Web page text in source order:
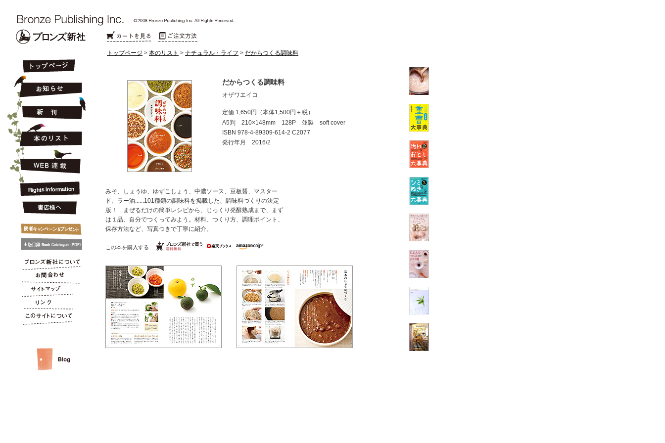
トップページ > 本のリスト > ナチュラル・ライフ > だからつくる調味料
だからつくる調味料
オザワエイコ
定価 1,650円
（本体1,500円＋税）
A5判 210×148mm 128P 並製 soft cover
ISBN 978-4-89309-614-2 C2077
発行年月 2016/2
みそ、しょうゆ、ゆずこしょう、中濃ソース、豆板醤、マスター
ド、ラー油......101種類の調味料を掲載した、調味料づくりの決定
版！ まぜるだけの簡単レシピから、じっくり発酵熟成まで、まず
は１品、自分でつくってみよう。材料、つくり方、調理ポイント、
保存方法など、写真つきで丁寧に紹介。
この本を購入する